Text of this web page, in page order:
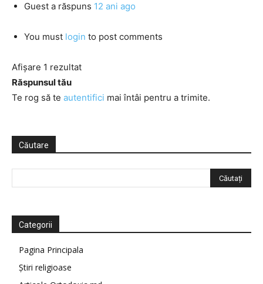
Guest a răspuns 12 ani ago
You must login to post comments
Afișare 1 rezultat
Răspunsul tău
Te rog să te autentifici mai întâi pentru a trimite.
Căutare
Categorii
Pagina Principala
Știri religioase